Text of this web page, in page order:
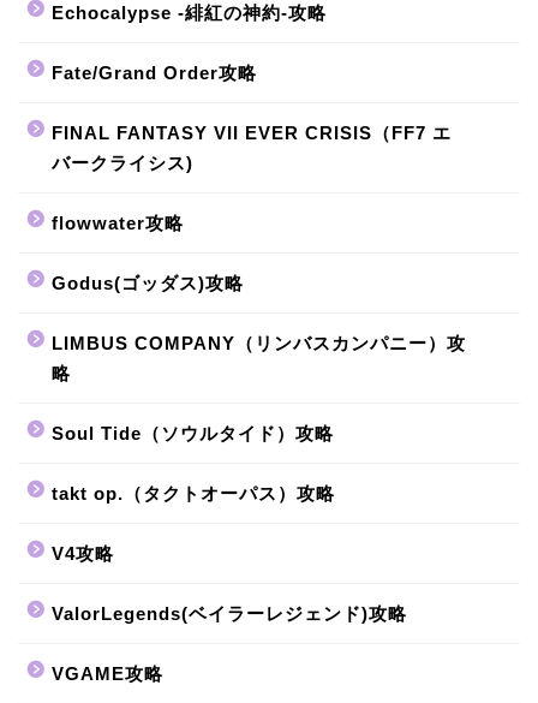
Echocalypse -緋紅の神約-攻略
Fate/Grand Order攻略
FINAL FANTASY VII EVER CRISIS（FF7 エ
バークライシス)
flowwater攻略
Godus(ゴッダス)攻略
LIMBUS COMPANY（リンバスカンパニー）攻
略
Soul Tide（ソウルタイド）攻略
takt op.（タクトオーパス）攻略
V4攻略
ValorLegends(ベイラーレジェンド)攻略
VGAME攻略